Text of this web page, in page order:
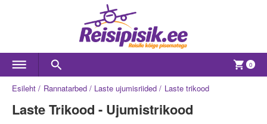
0
Esileht Rannatarbed Laste ujumisriided Laste trikood
Laste Trikood - Ujumistrikood